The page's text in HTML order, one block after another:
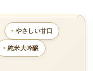
やさしい甘口
純米大吟醸